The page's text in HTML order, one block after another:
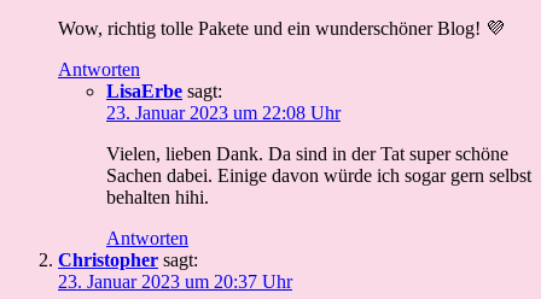
Wow, richtig tolle Pakete und ein wunderschöner Blog! 💜
Antworten
LisaErbe sagt:
23. Januar 2023 um 22:08 Uhr
Vielen, lieben Dank. Da sind in der Tat super schöne
Sachen dabei. Einige davon würde ich sogar gern selbst
behalten hihi.
Antworten
Christopher sagt:
23. Januar 2023 um 20:37 Uhr